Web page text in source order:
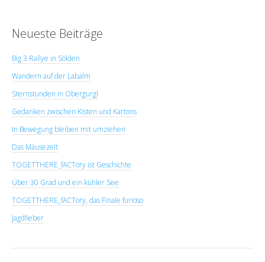
Neueste Beiträge
Big 3 Rallye in Sölden
Wandern auf der Labalm
Sternstunden in Obergurgl
Gedanken zwischen Kisten und Kartons
In Bewegung bleiben mit umziehen
Das Mäusezelt
TOGETTHERE_fACTory ist Geschichte
Über 30 Grad und ein kühler See
TOGETTHERE_fACTory, das Finale furioso
Jagdfieber